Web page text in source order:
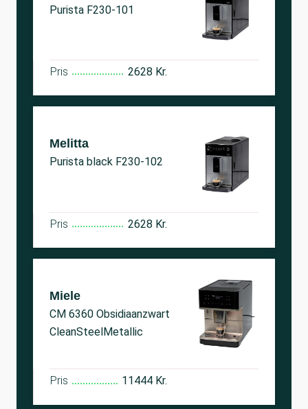
Purista F230-101
Pris 2628 Kr.
Melitta
Purista black F230-102
Pris 2628 Kr.
Miele
CM 6360 Obsidiaanzwart
CleanSteelMetallic
Pris 11444 Kr.